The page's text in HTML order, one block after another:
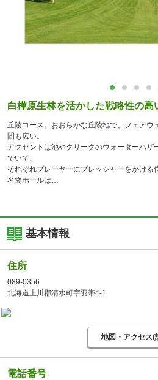
白樺原生林を活かした戦略性の高
丘陵コース。おおらかな丘陵地で、フェア
間も広い。
アクセントは池やクリークのウォーターハザ
でいて、
それぞれプレーヤーにプレッシャーをかける
名物ホールは
基本情報
住所
089-0356
北海道上川郡清水町字羽帯4-1
地図・アクセス(
電話番号